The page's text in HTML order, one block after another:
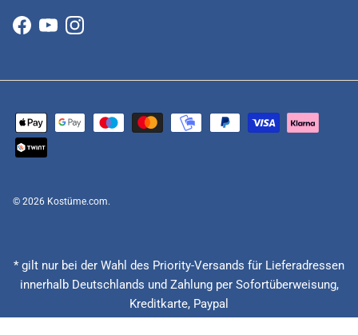
Facebook
YouTubeInstagram
© 2026 Kostüme.com.
* gilt nur bei der Wahl des Priority-Versands für Lieferadressen
innerhalb Deutschlands und Zahlung per Sofortüberweisung,
Kreditkarte, Paypal